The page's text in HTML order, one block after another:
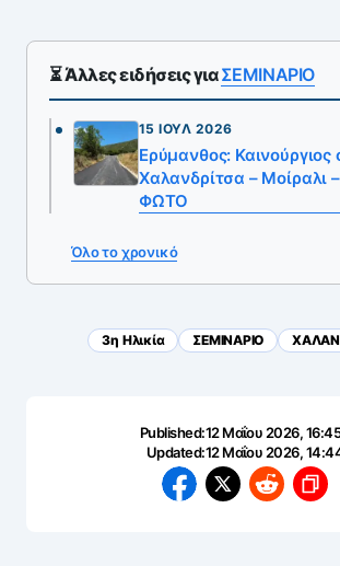
⏳ Άλλες ειδήσεις γιαΣΕΜΙΝΑΡΙΟ
15 ΙΟΎΛ 2026
Ερύμανθος: Καινούργιος
Χαλανδρίτσα – Μοίραλι
ΦΩΤΟ
Όλο το χρονικό
3η Ηλικία ΣΕΜΙΝΑΡΙΟ
Published:12 Μαΐου 2026,
Updated:12 Μαΐου 2026,